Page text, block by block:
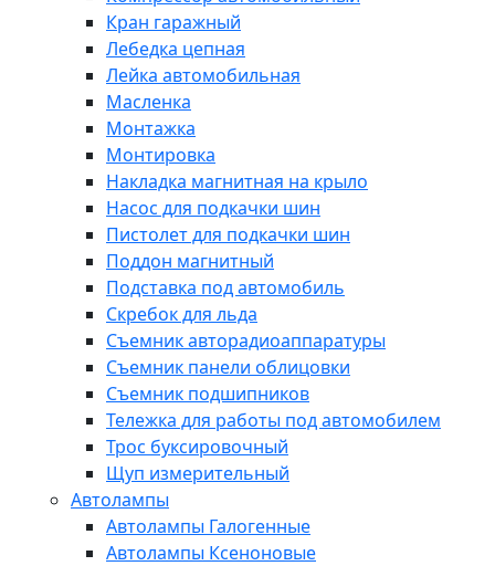
Кран гаражный
Лебедка цепная
Лейка автомобильная
Масленка
Монтажка
Монтировка
Накладка магнитная на крыло
Насос для подкачки шин
Пистолет для подкачки шин
Поддон магнитный
Подставка под автомобиль
Скребок для льда
Съемник авторадиоаппаратуры
Съемник панели облицовки
Съемник подшипников
Тележка для работы под автомобилем
Трос буксировочный
Щуп измерительный
Автолампы
Автолампы Галогенные
Автолампы Ксеноновые